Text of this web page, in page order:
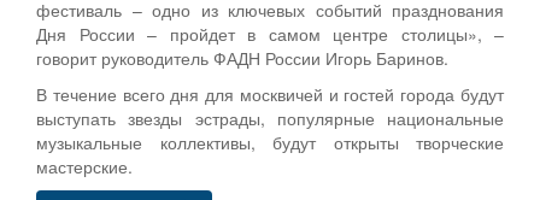
фестиваль – одно из ключевых событий празднования
Дня России – пройдет в самом центре столицы», –
говорит руководитель ФАДН России Игорь Баринов.
В течение всего дня для москвичей и гостей города будут
выступать звезды эстрады, популярные национальные
музыкальные коллективы, будут открыты творческие
мастерские.